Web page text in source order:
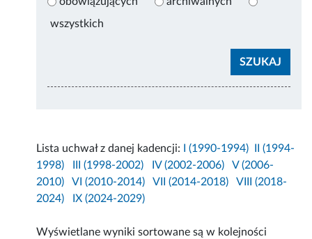
wszystkich
Lista uchwał z danej kadencji: I (1990-1994)
II (1994-
1998)
III (1998-2002) IV (2002-2006)
V (2006-
2010)
VI (2010-2014) VII (2014-2018)
VIII (2018-
2024)
IX (2024-2029)
Wyświetlane wyniki sortowane są w kolejności